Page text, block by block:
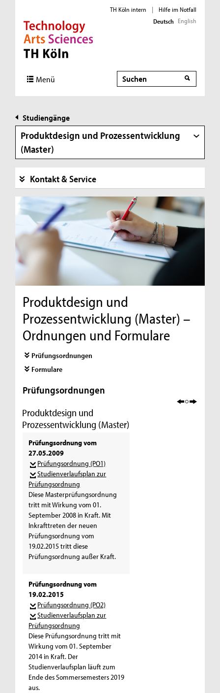
Direkt zur Hauptnavigation
Direkt zur Subnavigation
Direkt zum Inhalt
Direkt zum Fußbereich
TH Köln intern |
Hilfe im Notfall
Deutsch English
Menü Suche
Studiengänge
Produktdesign und Prozessentwicklung
(Master)
Kontakt & Service
Produktdesign und
Prozessentwicklung (Master) –
Ordnungen und Formulare
Prüfungsordnungen
Formulare
Prüfungsordnungen
Produktdesign und
Prozessentwicklung (Master)
Prüfungsordnung vom
27.05.2009
Prüfungsordnung (PO1)
Studienverlaufsplan zur
Prüfungsordnung
Diese Masterprüfungsordnung
tritt mit Wirkung vom 01.
September 2008 in Kraft. Mit
Inkrafttreten der neuen
Prüfungsordnung vom
19.02.2015 tritt diese
Prüfungsordnung außer Kraft.
Prüfungsordnung vom
19.02.2015
Prüfungsordnung (PO2)
Studienverlaufsplan zur
Prüfungsordnung
Diese Prüfungsordnung tritt mit
Wirkung vom 01. September
2014 in Kraft. Der
Studienverlaufsplan läuft zum
Ende des Sommersemesters 2019
aus.